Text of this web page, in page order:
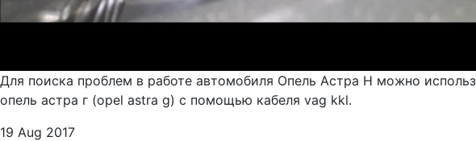
Для поиска проблем в работе автомобиля Опель Астра Н можно
опель астра г (opel astra g) с помощью кабеля vag kkl.
19 Aug 2017